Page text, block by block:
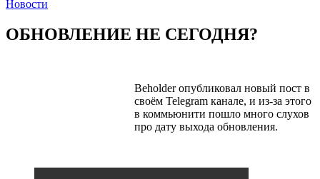
Новости
ОБНОВЛЕНИЕ НЕ СЕГОДНЯ?
Beholder опубликовал новый пост в
своём Telegram канале, и из-за этого
в коммьюнити пошло много слухов
про дату выхода обновления.